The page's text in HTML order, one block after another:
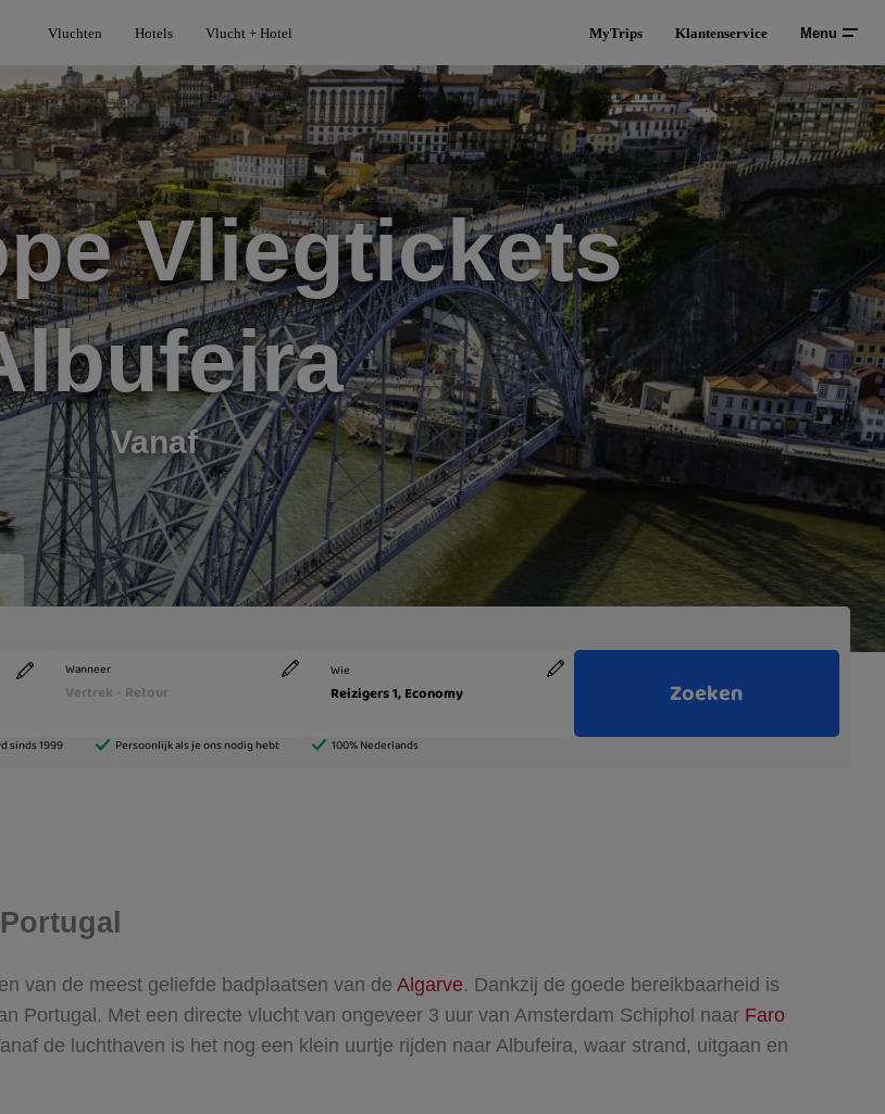
Vluchten Hotels Vlucht + Hotel MyTrips Klantenservice Menu
Vliegtickets
Vanaf
van de meest geliefde badplaatsen van de Algarve. Dankzij de goede bereikbaarheid is
Portugal. Met een directe vlucht van ongeveer 3 uur van Amsterdam Schiphol naar Faro
de luchthaven is het nog een klein uurtje rijden naar Albufeira, waar strand, uitgaan en